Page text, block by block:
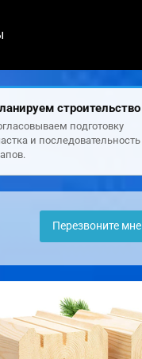
строительство
подготовку
и последовательность
Перезвоните мне